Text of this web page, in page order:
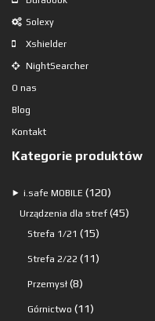
Solexy
Xshielder
NightSearcher
O nas
Blog
Kontakt
Kategorie produktów
⯈ i.safe MOBILE 120120
produktów
Urządzenia dla stref 4545
Strefa 1/21 1515
produktów
Strefa 2/22 1111
Przemysł 88
produktów
Górnictwo 1111